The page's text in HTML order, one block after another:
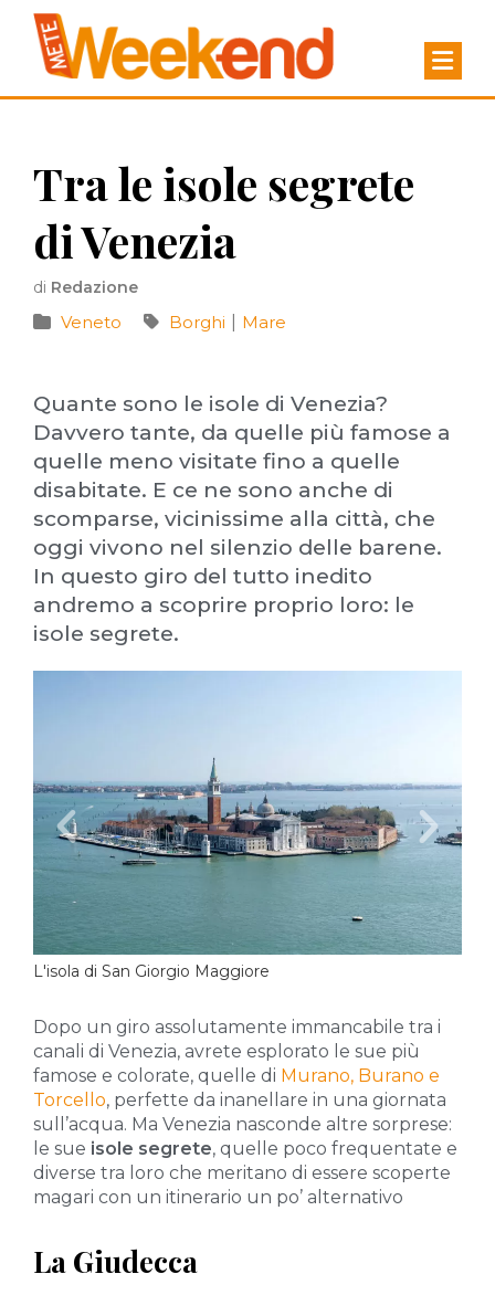
Tra le isole segrete
di Venezia
di Redazione
Veneto Borghi Mare
Quante sono le isole di Venezia?
Davvero tante, da quelle più famose a
quelle meno visitate fino a quelle
disabitate. E ce ne sono anche di
scomparse, vicinissime alla città, che
oggi vivono nel silenzio delle barene.
In questo giro del tutto inedito
andremo a scoprire proprio loro: le
isole segrete.
L'isola di San Giorgio Maggiore
Dopo un giro assolutamente immancabile tra i
canali di Venezia, avrete esplorato le sue più
famose e colorate, quelle di Murano, Burano e
Torcello, perfette da inanellare in una giornata
sull’acqua. Ma Venezia nasconde altre sorprese:
le sue isole segrete, quelle poco frequentate e
diverse tra loro che meritano di essere scoperte
magari con un itinerario un po’ alternativo
La Giudecca